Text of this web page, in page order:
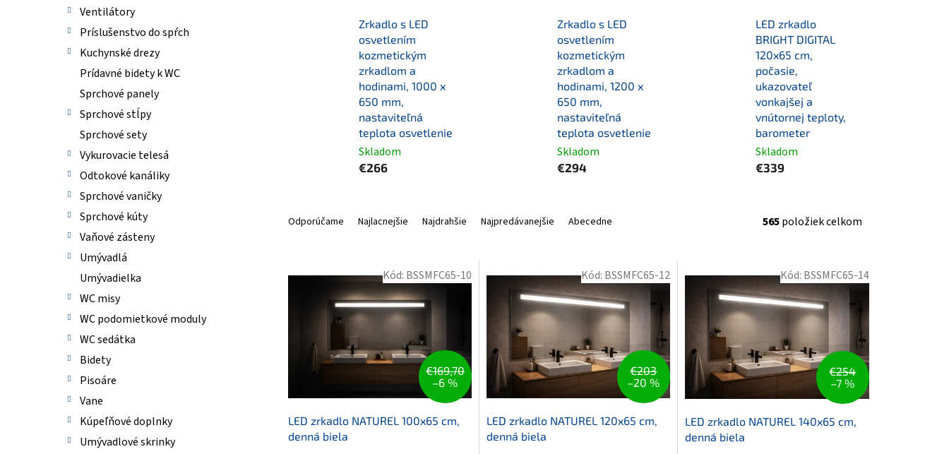
Ventilátory
Príslušenstvo do spŕch
Kuchynské drezy
Prídavné bidety k WC
Sprchové panely
Sprchové stĺpy
Sprchové sety
Vykurovacie telesá
Odtokové kanáliky
Sprchové vaničky
Sprchové kúty
Vaňové zásteny
Umývadlá
Umývadielka
WC misy
WC podomietkové moduly
WC sedátka
Bidety
Pisoáre
Vane
Kúpeľňové doplnky
Umývadlové skrinky
Zrkadlo s LED
osvetlením
kozmetickým
zrkadlom a
hodinami, 1000 x
650 mm,
nastaviteľná
teplota osvetlenie
Skladom
€266
Zrkadlo s LED
osvetlením
kozmetickým
zrkadlom a
hodinami, 1200 x
650 mm,
nastaviteľná
teplota osvetlenie
Skladom
€294
LED zrkadlo
BRIGHT DIGITAL
120x65 cm,
počasie,
ukazovateľ
vonkajšej a
vnútornej teploty,
barometer
Skladom
€339
Odporúčame Najlacnejšie Najdrahšie Najpredávanejšie Abecedne 565položiek celkom
€169,70
–6 %
LED zrkadlo NATUREL 100x65 cm,
denná biela
Kód: BSSMFC65-10
€203
–20 %
LED zrkadlo NATUREL 120x65 cm,
denná biela
Kód: BSSMFC65-12
€254
–7 %
LED zrkadlo NATUREL 140x65 cm,
denná biela
Kód: BSSMFC65-14